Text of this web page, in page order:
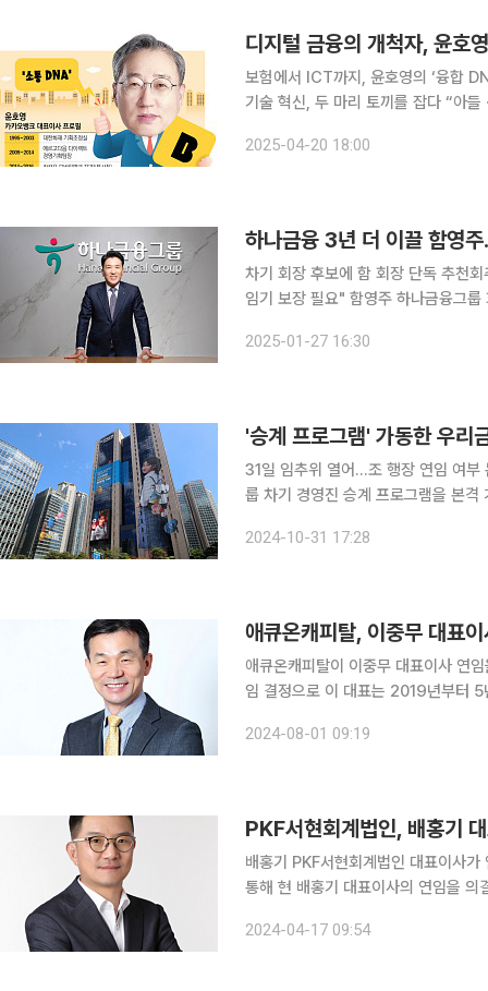
디지털 금융의 개척자, 윤호
보험에서 ICT까지, 윤호영의 ‘융합
기술 혁신, 두 마리 토끼를 잡다 “아들ㆍ딸들이 다니고 싶은 은행을 만들자.” 윤호영 카카오뱅크 대
겨 있다. 윤 대표는 남들이 가지 않은
2025-04-20 18:00
하나금융 3년 더 이끌 함영
차기 회장 후보에 함 회장 단독 추천
임기 보장 필요" 함영주 하나금융그룹 회장이 연임을 앞두고 있다. 27일 하나금융지주 회장후보추
정으로 함 회장이 추진 중인 밸류업(
2025-01-27 16:30
'승계 프로그램' 가동한 우리
31일 임추위 열어…조 행장 연임 여부 논의 결과는 알려
룹 차기 경영진 승계 프로그램을 본
금융 사외이사들은 이날 오후 서울 시
2024-10-31 17:28
애큐온캐피탈, 이중무 대표
애큐온캐피탈이 이중무 대표이사 연임을 확정했다고 1일
임 결정으로 이 대표는 2019년부터
력을 입증했다. 개인신용대출상품 부
2024-08-01 09:19
PKF서현회계법인, 배홍기
배홍기 PKF서현회계법인 대표이사가 연임을 확정했다. PKF서현
통해 현 배홍기 대표이사의 연임을
경영학 학사, 석사, 박사과정을 거쳤
2024-04-17 09:54